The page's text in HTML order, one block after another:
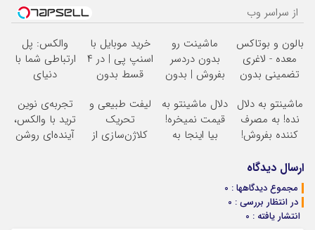
از سراسر وب
بالون و بوتاکس
معده - لاغری
تضمینی بدون
ماشینت رو
بدون دردسر
بفروش | بدون
خرید موبایل با
اسنپ پی | در ۴
قسط بدون
والکس: پل
ارتباطی شما با
دنیای
دیجیتال
ماشینتو به دلال
نده! به مصرف
کننده بفروش!
یک تماس
دلال ماشینتو به
قیمت نمیخره!
بیا اینجا به
لیفت طبیعی و
تحریک
کلاژن‌سازی از
تجربه‌ی نوین
ترید با والکس،
آینده‌ای روشن
ارسال دیدگاه
مجموع دیدگاهها : 0
در انتظار بررسی : 0
انتشار یافته : 0